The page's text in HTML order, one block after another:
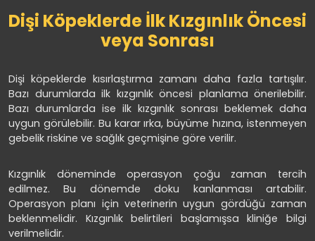
Dişi Köpeklerde İlk Kızgınlık Öncesi
veya Sonrası
Dişi köpeklerde kısırlaştırma zamanı daha fazla tartışılır.
Bazı durumlarda ilk kızgınlık öncesi planlama önerilebilir.
Bazı durumlarda ise ilk kızgınlık sonrası beklemek daha
uygun görülebilir. Bu karar ırka, büyüme hızına, istenmeyen
gebelik riskine ve sağlık geçmişine göre verilir.
Kızgınlık döneminde operasyon çoğu zaman tercih
edilmez. Bu dönemde doku kanlanması artabilir.
Operasyon planı için veterinerin uygun gördüğü zaman
beklenmelidir. Kızgınlık belirtileri başlamışsa kliniğe bilgi
verilmelidir.